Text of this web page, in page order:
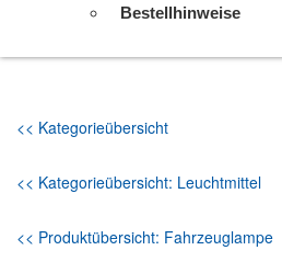
Bestellhinweise
<< Kategorieübersicht
<< Kategorieübersicht: Leuchtmittel
<< Produktübersicht: Fahrzeuglampe